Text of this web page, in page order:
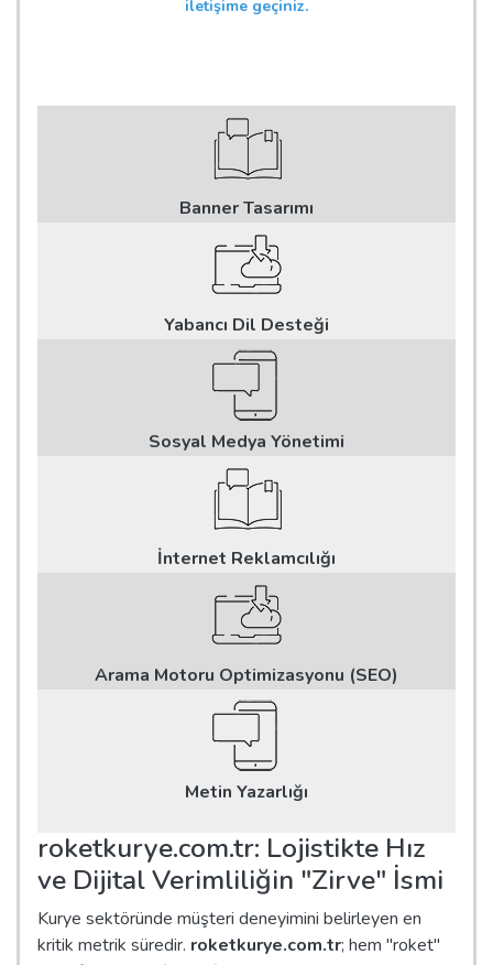
iletişime geçiniz.
Banner Tasarımı
Yabancı Dil Desteği
Sosyal Medya Yönetimi
İnternet Reklamcılığı
Arama Motoru Optimizasyonu (SEO)
Metin Yazarlığı
roketkurye.com.tr: Lojistikte Hız
ve Dijital Verimliliğin "Zirve" İsmi
Kurye sektöründe müşteri deneyimini belirleyen en
kritik metrik süredir. roketkurye.com.tr; hem "roket"